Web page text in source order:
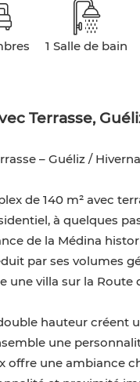
1 Salle de bain
Terrasse,
– Guéliz /
de 140 m² avec
à quelques
de la Médina
par ses volumes
une villa sur la Route
hauteur créent
une
offre une ambiance